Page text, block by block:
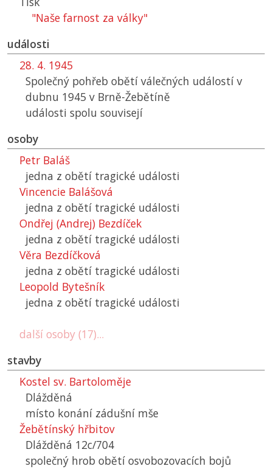
"Naše farnost za války"
události
28. 4. 1945
Společný pohřeb obětí válečných událostí v
dubnu 1945 v Brně-Žebětíně
události spolu souvisejí
osoby
Petr Baláš
jedna z obětí tragické události
Vincencie Balášová
jedna z obětí tragické události
Ondřej (Andrej) Bezdíček
jedna z obětí tragické události
Věra Bezdíčková
jedna z obětí tragické události
Leopold Bytešník
jedna z obětí tragické události
další osoby (17)...
stavby
Kostel sv. Bartoloměje
Dlážděná
místo konání zádušní mše
Žebětínský hřbitov
Dlážděná 12c/704
společný hrob obětí osvobozovacích bojů